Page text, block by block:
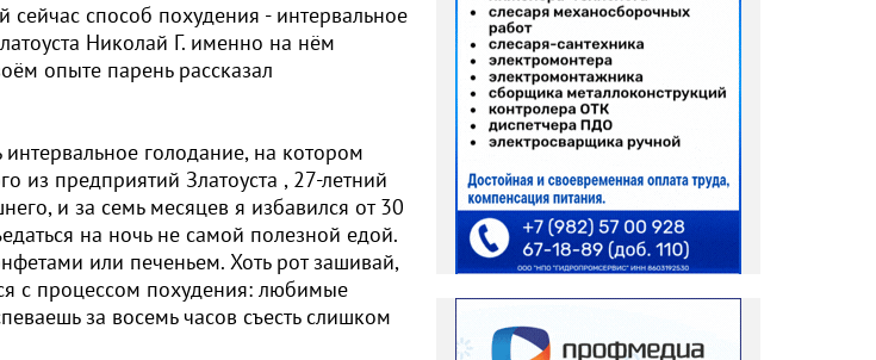
способ похудения - интервальное
Николай Г. именно на нём
опыте парень рассказал
голодание, на котором
из предприятий Златоуста , 27-летний
и за семь месяцев я избавился от 30
на ночь не самой полезной едой.
или печеньем. Хоть рот зашивай,
с процессом похудения: любимые
за восемь часов съесть слишком